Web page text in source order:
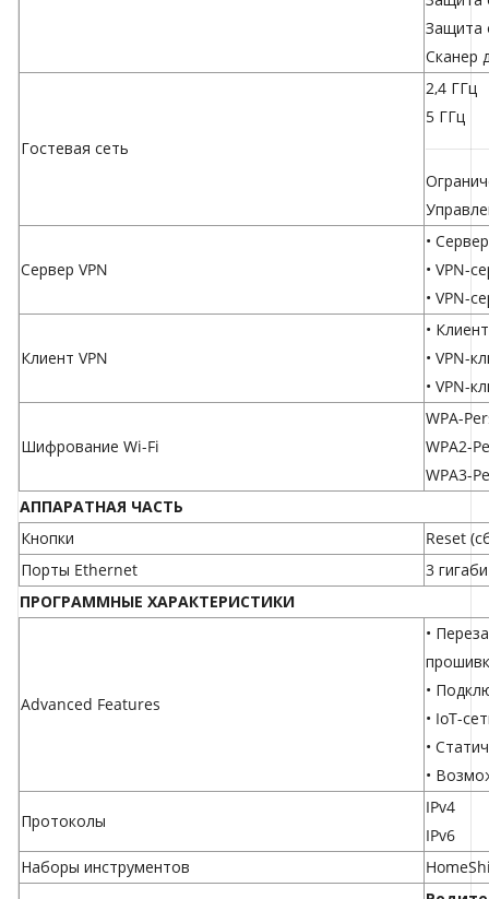
Защита
Сканер
Гостевая сеть
2,4 ГГц
5 ГГц
Сервер VPN
•
• VPN-
• VPN-
Клиент VPN
•
• VPN-
• VPN-
Шифрование Wi-Fi
WPA-
WPA2-
WPA3-
АППАРАТНАЯ ЧАСТЬ
Кнопки
Reset
Порты Ethernet
3
ПРОГРАММНЫЕ ХАРАКТЕРИСТИКИ
Advanced Features
•
•
• IoT-
•
•
Протоколы
IPv4
IPv6
Наборы инструментов